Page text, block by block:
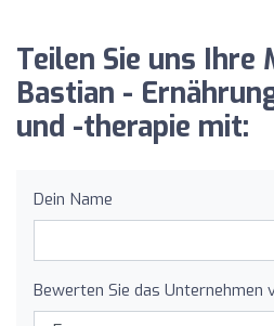
Teilen Sie uns Ihre
Bastian -
und -therapie mit:
Dein Name
Bewerten Sie das Unternehmen